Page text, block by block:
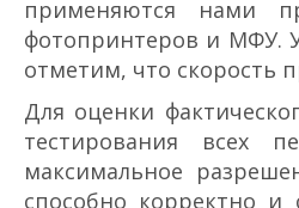
применяются нами
фотопринтеров и МФУ.
отметим, что скорость
Для оценки
тестирования всех
максимальное
способно корректно и